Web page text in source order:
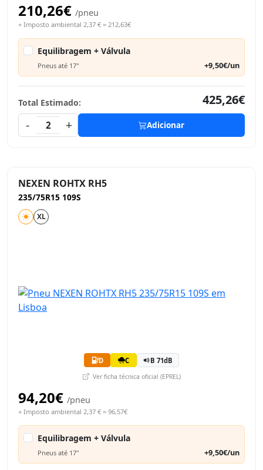
210,26€ /pneu
+ Imposto ambiental 2,37 € = 212,63€
Equilibragem + Válvula
Pneus até 17" +9,50€/un
Total Estimado:
425,26€
-
2 + Adicionar
NEXEN ROHTX RH5
235/75R15 109S
XL
D C B 71dB
Ver ficha técnica oficial (EPREL)
94,20€ /pneu
+ Imposto ambiental 2,37 € = 96,57€
Equilibragem + Válvula
Pneus até 17" +9,50€/un